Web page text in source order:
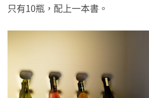
只有10瓶，配上一本書。